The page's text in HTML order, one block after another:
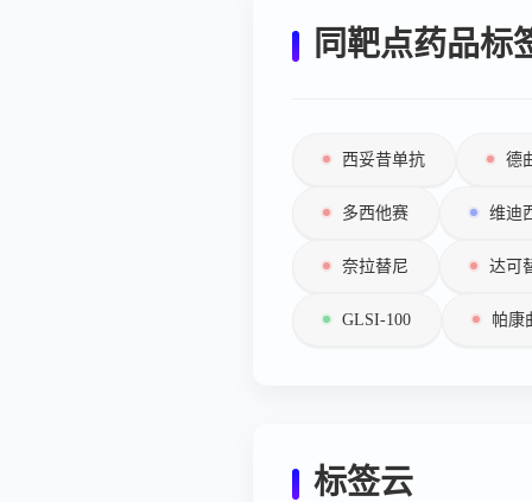
同靶点药品标
西妥昔单抗 德
多西他赛 维迪
奈拉替尼 达可
GLSI-100 帕康
标签云